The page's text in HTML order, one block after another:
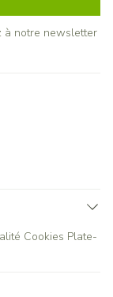
à notre newsletter
Cookies Plate-